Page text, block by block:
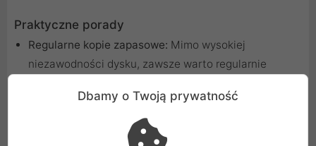
Praktyczne porady
Regularne kopie zapasowe: Mimo wysokiej
niezawodności dysku, zawsze warto regularnie
zabezpieczyć się przed ewentualnymi awariami czy
Dbamy o Twoją prywatność